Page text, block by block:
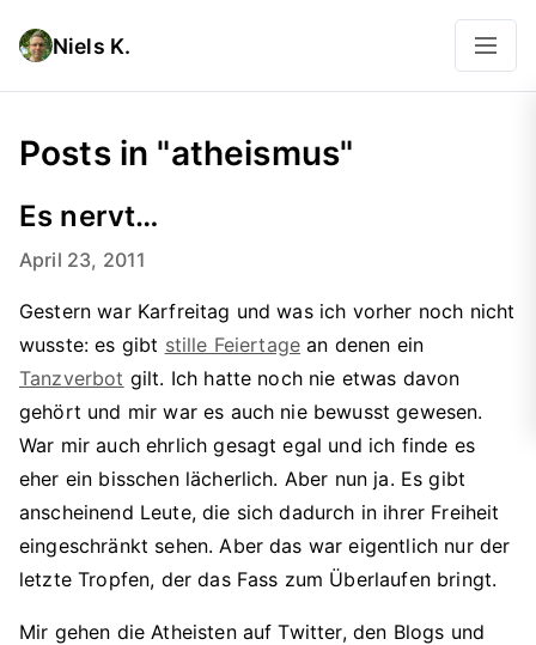
Niels K.
Posts in "atheismus"
Es nervt…
April 23, 2011
Gestern war Karfreitag und was ich vorher noch nicht
wusste: es gibt stille Feiertage an denen ein
Tanzverbot gilt. Ich hatte noch nie etwas davon
gehört und mir war es auch nie bewusst gewesen.
War mir auch ehrlich gesagt egal und ich finde es
eher ein bisschen lächerlich. Aber nun ja. Es gibt
anscheinend Leute, die sich dadurch in ihrer Freiheit
eingeschränkt sehen. Aber das war eigentlich nur der
letzte Tropfen, der das Fass zum Überlaufen bringt.
Mir gehen die Atheisten auf Twitter, den Blogs und